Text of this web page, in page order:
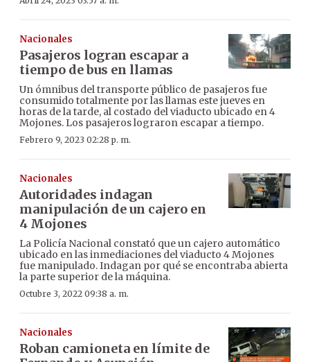
Nacionales
Pasajeros logran escapar a
tiempo de bus en llamas
Un ómnibus del transporte público de pasajeros fue
consumido totalmente por las llamas este jueves en
horas de la tarde, al costado del viaducto ubicado en 4
Mojones. Los pasajeros lograron escapar a tiempo.
Febrero 9, 2023 02:28 p. m.
Nacionales
Autoridades indagan
manipulación de un cajero en
4 Mojones
La Policía Nacional constató que un cajero automático
ubicado en las inmediaciones del viaducto 4 Mojones
fue manipulado. Indagan por qué se encontraba abierta
la parte superior de la máquina.
Octubre 3, 2022 09:38 a. m.
Nacionales
Roban camioneta en límite de